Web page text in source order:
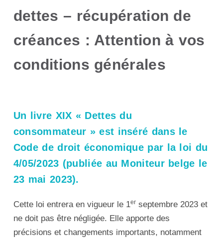
dettes – récupération de
créances : Attention à vos
conditions générales
Un livre XIX « Dettes du
consommateur » est inséré dans le
Code de droit économique par la loi du
4/05/2023 (publiée au Moniteur belge le
23 mai 2023).
Cette loi entrera en vigueur le 1erseptembre 2023 et
ne doit pas être négligée. Elle apporte des
précisions et changements importants, notamment